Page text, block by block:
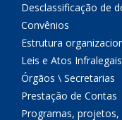
Desclassificação de
Convênios
Estrutura
Leis e Atos Infralegais
Órgãos \ Secretarias
Prestação de Contas
Programas,